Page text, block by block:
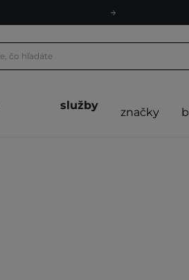
služby
značky